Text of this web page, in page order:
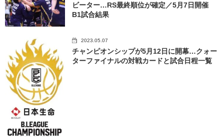
ビーター…RS最終順位が確定／5月7日開催
B1試合結果
2023.05.07
チャンピオンシップが5月12日に開幕…クォー
ターファイナルの対戦カードと試合日程一覧